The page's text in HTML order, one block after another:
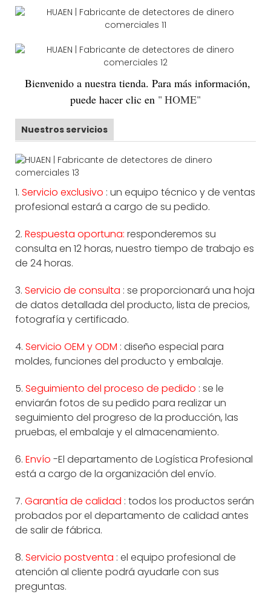
Bienvenido a nuestra tienda. Para más información,
puede hacer clic en " HOME"
Nuestros servicios
1. Servicio exclusivo : un equipo técnico y de ventas
profesional estará a cargo de su pedido.
2. Respuesta oportuna: responderemos su
consulta en 12 horas, nuestro tiempo de trabajo es
de 24 horas.
3. Servicio de consulta : se proporcionará una hoja
de datos detallada del producto, lista de precios,
fotografía y certificado.
4. Servicio OEM y ODM : diseño especial para
moldes, funciones del producto y embalaje.
5. Seguimiento del proceso de pedido : se le
enviarán fotos de su pedido para realizar un
seguimiento del progreso de la producción, las
pruebas, el embalaje y el almacenamiento.
6. Envío -El departamento de Logística Profesional
está a cargo de la organización del envío.
7. Garantía de calidad : todos los productos serán
probados por el departamento de calidad antes
de salir de fábrica.
8. Servicio postventa : el equipo profesional de
atención al cliente podrá ayudarle con sus
preguntas.